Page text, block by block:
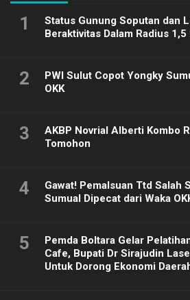
1
Status Gunung Soputan dan
Beraktivitas Dalam Radius 1,5
2
PWI Sulut Copot Yongky
OKK
3
AKBP Novrial Alberti Kombo
Tomohon
4
Gawat! Pemalsuan Ttd Salah
Sumual Dipecat dari Waka
5
Pemda Boltara Gelar
Cafe, Bupati Dr Sirajudin
Untuk Dorong Ekonomi